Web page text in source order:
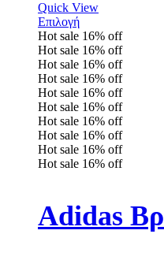
Quick View
Επιλογή
Hot sale 16% off
Hot sale 16% off
Hot sale 16% off
Hot sale 16% off
Hot sale 16% off
Hot sale 16% off
Hot sale 16% off
Hot sale 16% off
Hot sale 16% off
Hot sale 16% off
Adidas